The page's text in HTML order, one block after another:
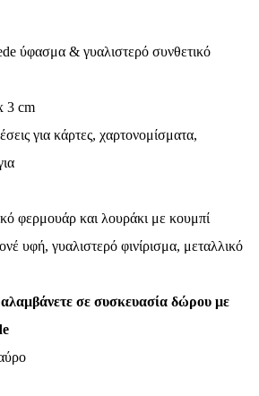
ύφασμα & γυαλιστερό συνθετικό
3 cm
για κάρτες, χαρτονομίσματα,
φερμουάρ και λουράκι με κουμπί
υφή, γυαλιστερό φινίρισμα, μεταλλικό
σε συσκευασία δώρου με